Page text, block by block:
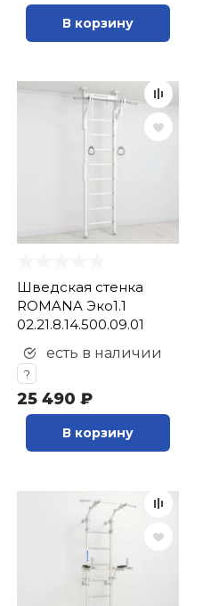
В корзину
Шведская стенка
ROMANA Эко1.1
02.21.8.14.500.09.01
есть в наличии
?
25 490 ₽
В корзину